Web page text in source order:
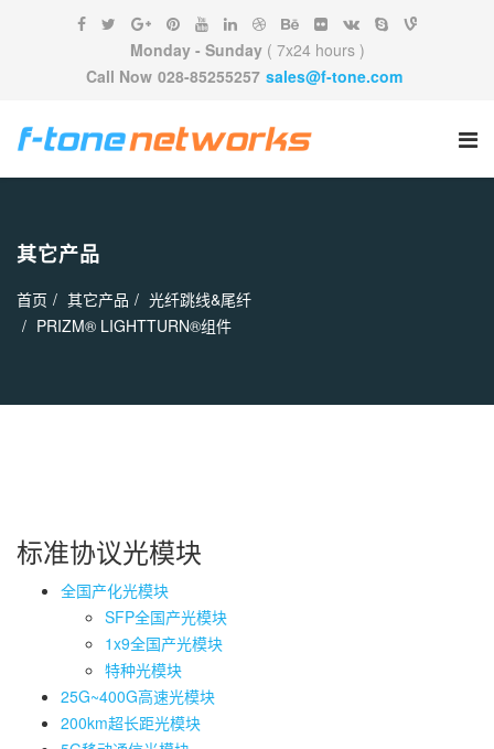
Monday - Sunday ( 7x24 hours )
Call Now 028-85255257 sales@f-tone.com
其它产品
首页 其它产品
光纤跳线&尾纤
PRIZM® LIGHTTURN®组件
标准协议光模块
全国产化光模块
SFP全国产光模块
1x9全国产光模块
特种光模块
25G~400G高速光模块
200km超长距光模块